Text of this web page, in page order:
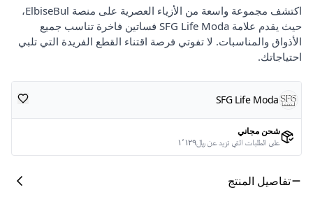
اكتشف مجموعة واسعة من الأزياء العصرية على منصة ElbiseBul،
حيث يقدم علامة SFG Life Moda فساتين فاخرة تناسب جميع
الأذواق والمناسبات. لا تفوتي فرصة اقتناء القطع الفريدة التي تلبي
احتياجاتك.
SFG Life Moda
شحن مجاني
على الطلبات التي تزيد عن ﷼١٬١٢٩
تفاصيل المنتج